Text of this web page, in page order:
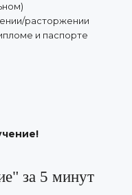
расторжении
и паспорте
за 5 минут